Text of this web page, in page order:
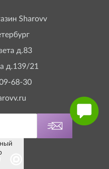
Sharovv
д.83
д.139/21
68-30